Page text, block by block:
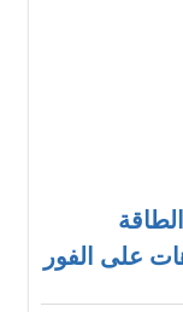
الطاقة
على الفور